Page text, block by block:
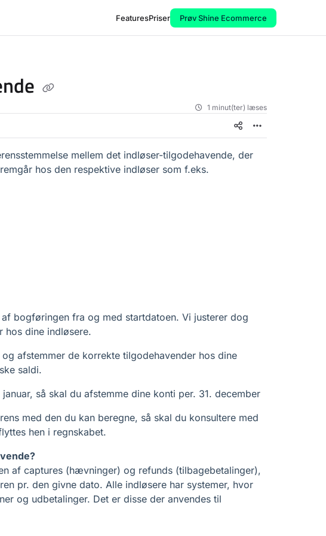
FeaturesPriser Prøv Shine Ecommerce
1 minut(ter) læses
mellem det indløser-tilgodehavende, der
hos den respektive indløser som f.eks.
bogføringen fra og med startdatoen. Vi justerer dog
hos dine indløsere.
afstemmer de korrekte tilgodehavender hos dine
saldi.
så skal du afstemme dine konti per. 31. december
med den du kan beregne, så skal du konsultere med
hen i regnskabet.
af captures (hævninger) og refunds (tilbagebetalinger),
pr. den givne dato. Alle indløsere har systemer, hvor
og udbetalinger. Det er disse der anvendes til